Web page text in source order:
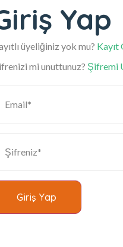
Yap
üyeliğiniz yok mu? Kayıt
mi unuttunuz? Şifremi
Giriş Yap